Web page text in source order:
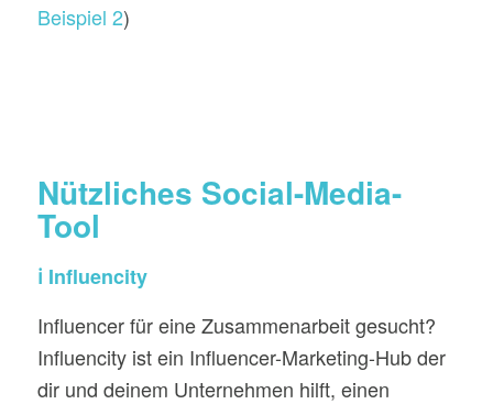
Beispiel 2)
Nützliches Social-Media-
Tool
ℹ️ Influencity
Influencer für eine Zusammenarbeit gesucht?
Influencity ist ein Influencer-Marketing-Hub der
dir und deinem Unternehmen hilft, einen